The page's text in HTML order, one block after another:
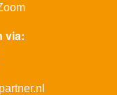
via: